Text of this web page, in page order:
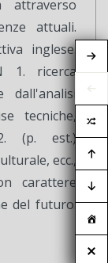
attraverso
attuali.
inglese.
1. ricerca
tecniche,
(p. est.)
ecc.,
carattere
del futuro.